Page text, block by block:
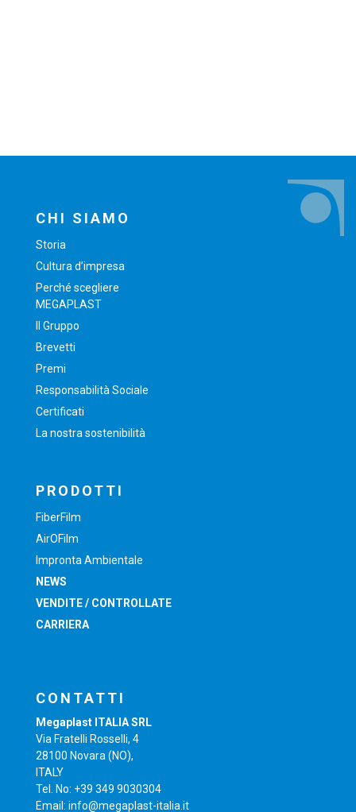
CHI SIAMO
Storia
Cultura d’impresa
Perché scegliere
MEGAPLAST
Il Gruppo
Brevetti
Premi
Responsabilità Sociale
Certificati
La nostra sostenibilità
PRODOTTI
FiberFilm
AirOFilm
Impronta Ambientale
NEWS
VENDITE / CONTROLLATE
CARRIERA
CONTATTI
Megaplast ITALIA SRL
Via Fratelli Rosselli, 4
28100 Novara (NO),
ITALY
Tel. No: +39 349 9030304
Email: info@megaplast-italia.it